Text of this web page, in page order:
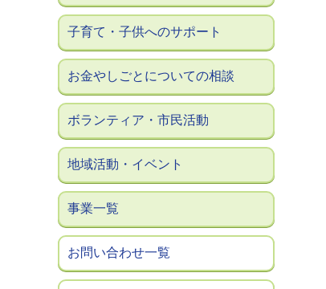
子育て・子供へのサポート
お金やしごとについての相談
ボランティア・市民活動
地域活動・イベント
事業一覧
お問い合わせ一覧